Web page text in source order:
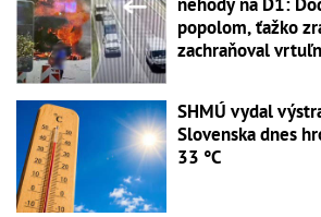
popolom, ťažko
zachraňoval
SHMÚ vydal
Slovenska dnes
33 °C